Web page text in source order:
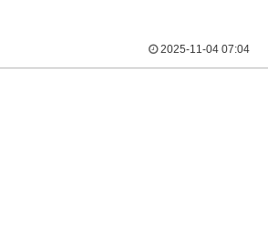
2025-11-04 07:04